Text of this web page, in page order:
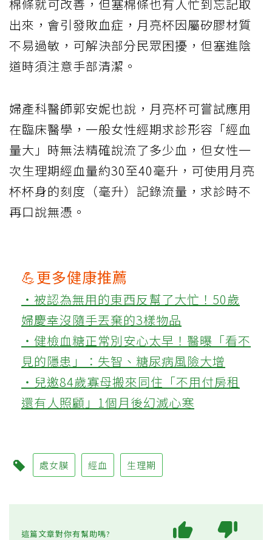
棉條就可改善，但塞棉條也有人忙到忘記取
出來，會引發敗血症，月亮杯因屬矽膠材質
不易過敏，可解決部分民眾困擾，但塞進陰
道時須注意手部清潔。
婦產科醫師郭安妮也說，月亮杯可嘗試應用
在臨床醫學，一般女性經期求診形容「經血
量大」時無法精確說流了多少血，但女性一
次生理期經血量約30至40毫升，可使用月亮
杯杯身的刻度（毫升）記錄流量，求診時不
再口說無憑。
💪更多健康推薦
‧被認為無用的東西反幫了大忙！50歲
婦慶幸沒隨手丟棄的3樣物品
‧健檢血糖正常別安心太早！醫曝「看不
見的隱患」：失智、糖尿病風險大增
‧兒邀84歲寡母搬來同住「不用付房租
還有人照顧」1個月後幻滅心寒
處女膜 經血 生理期
這篇文章對你有幫助嗎?